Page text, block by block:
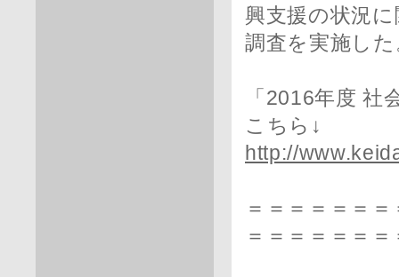
興支援の状況
調査を実施した
「2016年度
こちら↓
http://
＝＝＝＝＝＝
＝＝＝＝＝＝＝